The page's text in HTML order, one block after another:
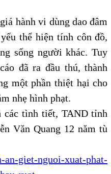
hành vi dùng dao đâm
thể hiện tính côn đồ,
sống người khác. Tuy
đã ra đầu thú, thành
một phần thiệt hại cho
nhẹ hình phạt.
các tình tiết, TAND tỉnh
Văn Quang 12 năm tù
an-giet-nguoi-xuat-phat-